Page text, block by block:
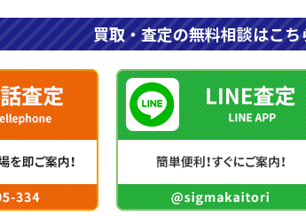
買取・査定の無料相談はこち